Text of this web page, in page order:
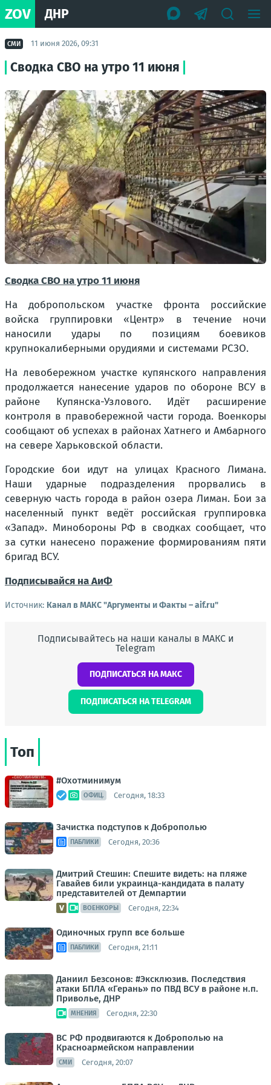
ZOV ДНР
СМИ 11 июня 2026, 09:31
Сводка СВО на утро 11 июня
Сводка СВО на утро 11 июня
На добропольском участке фронта российские
войска группировки «Центр» в течение ночи
наносили удары по позициям боевиков
крупнокалиберными орудиями и системами РСЗО.
На левобережном участке купянского направления
продолжается нанесение ударов по обороне ВСУ в
районе Купянска-Узлового. Идёт расширение
контроля в правобережной части города. Военкоры
сообщают об успехах в районах Хатнего и Амбарного
на севере Харьковской области.
Городские бои идут на улицах Красного Лимана.
Наши ударные подразделения прорвались в
северную часть города в район озера Лиман. Бои за
населенный пункт ведёт российская группировка
«Запад». Минобороны РФ в сводках сообщает, что
за сутки нанесено поражение формированиям пяти
бригад ВСУ.
Подписывайся на АиФ
Источник: Канал в МАКС "Аргументы и Факты – aif.ru"
Подписывайтесь на наши каналы в МАКС и
Telegram
ПОДПИСАТЬСЯ НА МАКС
ПОДПИСАТЬСЯ НА TELEGRAM
Топ
#Охотминимум
ОФИЦ. Сегодня, 18:33
Зачистка подступов к Доброполью
ПАБЛИКИ Сегодня, 20:36
Дмитрий Стешин: Спешите видеть: на пляже
Гавайев били украинца-кандидата в палату
представителей от Демпартии
ВОЕНКОРЫ Сегодня, 22:34
Одиночных групп все больше
ПАБЛИКИ Сегодня, 21:11
Даниил Безсонов: #Эксклюзив. Последствия
атаки БПЛА «Герань» по ПВД ВСУ в районе н.п.
Приволье, ДНР
МНЕНИЯ Сегодня, 22:30
ВС РФ продвигаются к Доброполью на
Красноармейском направлении
СМИ Сегодня, 20:07